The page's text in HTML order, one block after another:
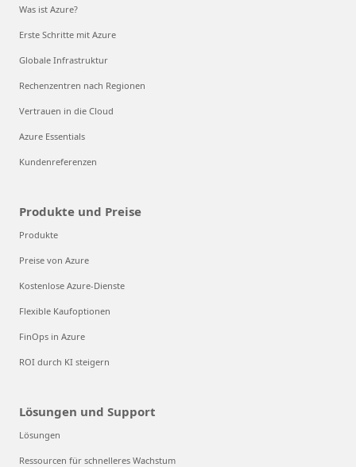
Was ist Azure?
Erste Schritte mit Azure
Globale Infrastruktur
Rechenzentren nach Regionen
Vertrauen in die Cloud
Azure Essentials
Kundenreferenzen
Produkte und Preise
Produkte
Preise von Azure
Kostenlose Azure-Dienste
Flexible Kaufoptionen
FinOps in Azure
ROI durch KI steigern
Lösungen und Support
Lösungen
Ressourcen für schnelleres Wachstum